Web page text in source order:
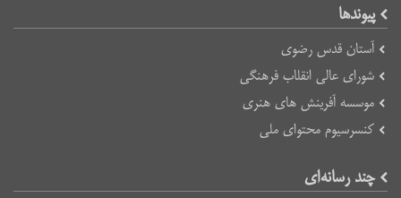
پیوند‌ها
آستان قدس رضوی
شورای عالی انقلاب فرهنگی
موسسه آفرینش های هنری
کنسرسیوم محتوای ملی
چند رسانه‌ای